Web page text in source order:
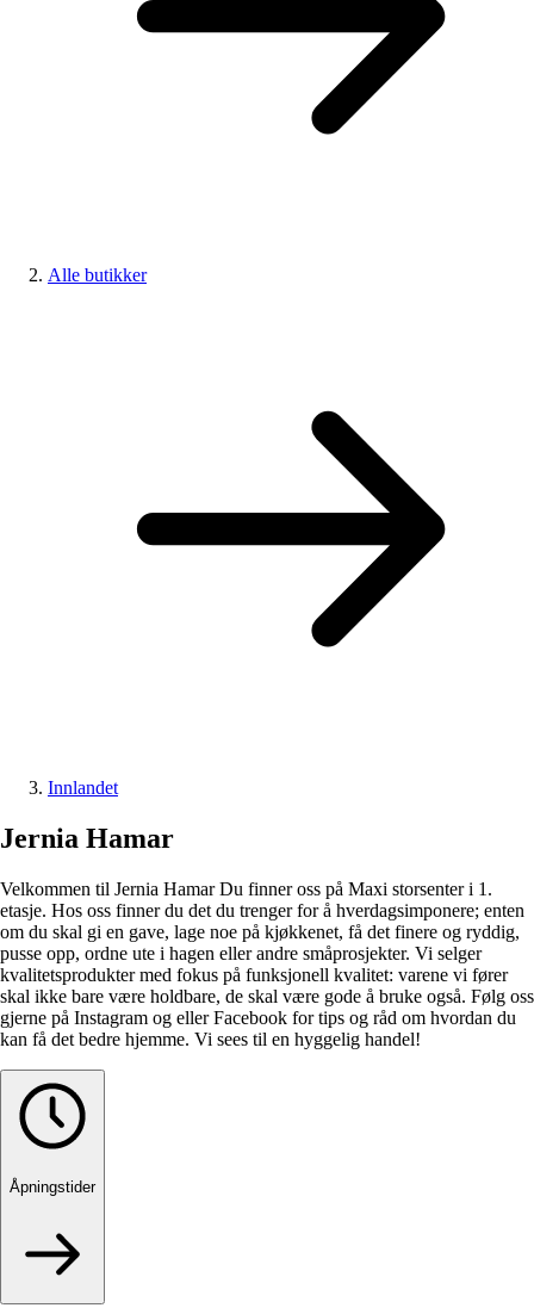
Alle butikker
Innlandet
Jernia Hamar
Velkommen til Jernia Hamar Du finner oss på Maxi storsenter i 1.
etasje. Hos oss finner du det du trenger for å hverdagsimponere; enten
om du skal gi en gave, lage noe på kjøkkenet, få det finere og ryddig,
pusse opp, ordne ute i hagen eller andre småprosjekter. Vi selger
kvalitetsprodukter med fokus på funksjonell kvalitet: varene vi fører
skal ikke bare være holdbare, de skal være gode å bruke også. Følg oss
gjerne på Instagram og eller Facebook for tips og råd om hvordan du
kan få det bedre hjemme. Vi sees til en hyggelig handel!
Åpningstider